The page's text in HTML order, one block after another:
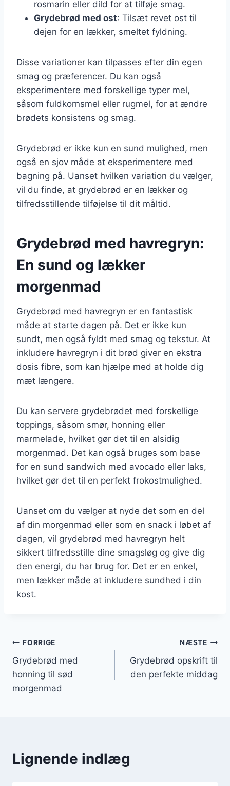
rosmarin eller dild for at tilføje smag.
Grydebrød med ost: Tilsæt revet ost til
dejen for en lækker, smeltet fyldning.
Disse variationer kan tilpasses efter din egen
smag og præferencer. Du kan også
eksperimentere med forskellige typer mel,
såsom fuldkornsmel eller rugmel, for at ændre
brødets konsistens og smag.
Grydebrød er ikke kun en sund mulighed, men
også en sjov måde at eksperimentere med
bagning på. Uanset hvilken variation du vælger,
vil du finde, at grydebrød er en lækker og
tilfredsstillende tilføjelse til dit måltid.
Grydebrød med havregryn:
En sund og lækker
morgenmad
Grydebrød med havregryn er en fantastisk
måde at starte dagen på. Det er ikke kun
sundt, men også fyldt med smag og tekstur. At
inkludere havregryn i dit brød giver en ekstra
dosis fibre, som kan hjælpe med at holde dig
mæt længere.
Du kan servere grydebrødet med forskellige
toppings, såsom smør, honning eller
marmelade, hvilket gør det til en alsidig
morgenmad. Det kan også bruges som base
for en sund sandwich med avocado eller laks,
hvilket gør det til en perfekt frokostmulighed.
Uanset om du vælger at nyde det som en del
af din morgenmad eller som en snack i løbet af
dagen, vil grydebrød med havregryn helt
sikkert tilfredsstille dine smagsløg og give dig
den energi, du har brug for. Det er en enkel,
men lækker måde at inkludere sundhed i din
kost.
Indlægsnavigation
FORRIGE
Grydebrød med
honning til sød
morgenmad
NÆSTE
Grydebrød opskrift til
den perfekte middag
Lignende indlæg